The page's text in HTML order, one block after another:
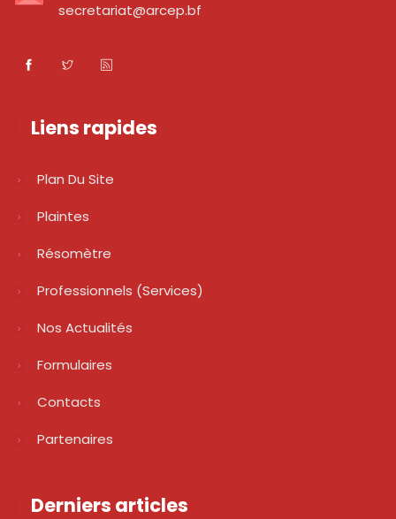
secretariat@arcep.bf
Liens rapides
Plan Du Site
Plaintes
Résomètre
Professionnels (services)
Nos Actualités
Formulaires
Contacts
Partenaires
Derniers articles